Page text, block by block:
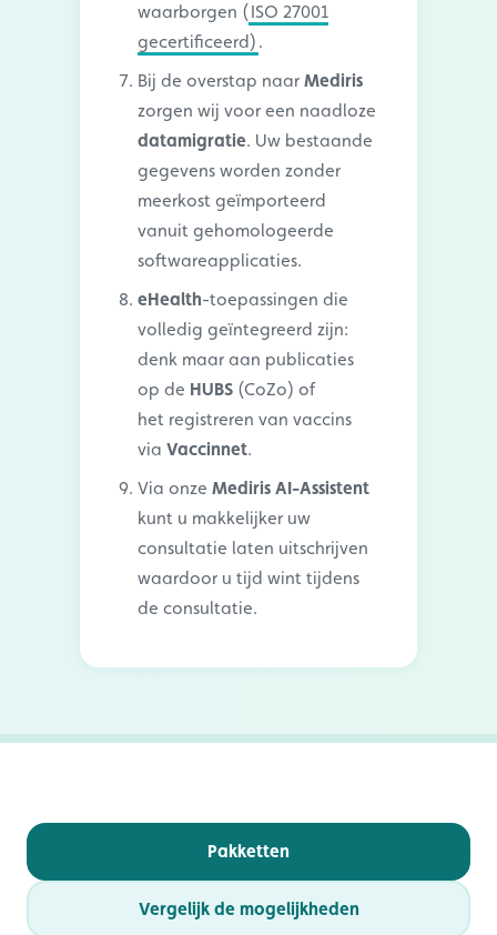
waarborgen ( ISO 27001
gecertificeerd) .
Bij de overstap naarMediris
zorgen wij voor een naadloze
datamigratie. Uw bestaande
gegevens worden zonder
meerkost geïmporteerd
vanuit gehomologeerde
softwareapplicaties.
eHealth-toepassingen die
volledig geïntegreerd zijn:
denk maar aan publicaties
op de HUBS (CoZo) of
het registreren van vaccins
via Vaccinnet.
Via onze Mediris AI-Assistent
kunt u makkelijker uw
consultatie laten uitschrijven
waardoor u tijd wint tijdens
de consultatie.
Pakketten
Vergelijk de mogelijkheden